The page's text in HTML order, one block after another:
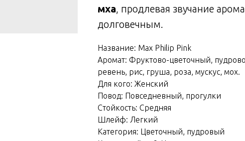
мха, продлевая звучание
долговечным.
Название: Max Philip Pink
Аромат: Фруктово-цветочный,
ревень, рис, груша, роза, мускус, мох.
Для кого: Женский
Повод: Повседневный, прогулки
Стойкость: Средняя
Шлейф: Легкий
Категория: Цветочный, пудровый